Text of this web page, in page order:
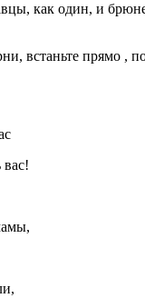
как один, и
встаньте прямо ,